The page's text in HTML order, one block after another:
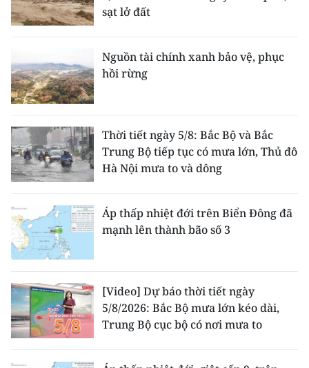
sạt lở đất
Nguồn tài chính xanh bảo vệ, phục
hồi rừng
Thời tiết ngày 5/8: Bắc Bộ và Bắc
Trung Bộ tiếp tục có mưa lớn, Thủ đô
Hà Nội mưa to và dông
Áp thấp nhiệt đới trên Biển Đông đã
mạnh lên thành bão số 3
[Video] Dự báo thời tiết ngày
5/8/2026: Bắc Bộ mưa lớn kéo dài,
Trung Bộ cục bộ có nơi mưa to